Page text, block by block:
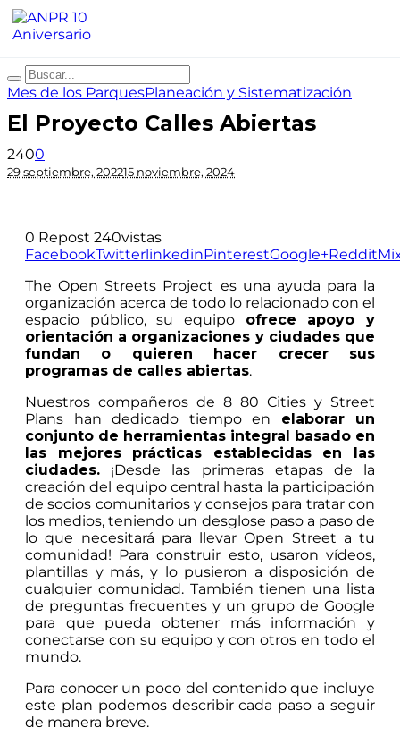
Mes de los ParquesPlaneación y Sistematización
El Proyecto Calles Abiertas
2400
29 septiembre, 202215 noviembre, 2024
0 Repost 240vistas
FacebookTwitterlinkedinPinterestGoogle+Reddit
The Open Streets Project es una ayuda para la
organización acerca de todo lo relacionado con el
espacio público, su equipo ofrece apoyo y
orientación a organizaciones y ciudades que
fundan o quieren hacer crecer sus
programas de calles abiertas.
Nuestros compañeros de 8 80 Cities y Street
Plans han dedicado tiempo en elaborar un
conjunto de herramientas integral basado en
las mejores prácticas establecidas en las
ciudades. ¡Desde las primeras etapas de la
creación del equipo central hasta la participación
de socios comunitarios y consejos para tratar con
los medios, teniendo un desglose paso a paso de
lo que necesitará para llevar Open Street a tu
comunidad! Para construir esto, usaron vídeos,
plantillas y más, y lo pusieron a disposición de
cualquier comunidad. También tienen una lista
de preguntas frecuentes y un grupo de Google
para que pueda obtener más información y
conectarse con su equipo y con otros en todo el
mundo.
Para conocer un poco del contenido que incluye
este plan podemos describir cada paso a seguir
de manera breve.